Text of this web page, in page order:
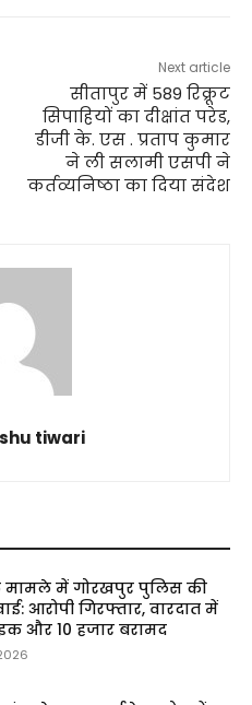
Next article
सीतापुर में 589 रिक्रूट
सिपाहियों का दीक्षांत परेड,
डीजी के. एस . प्रताप कुमार
ने ली सलामी एसपी ने
कर्तव्यनिष्ठा का दिया संदेश
tiwari
मामले में गोरखपुर पुलिस की
आरोपी गिरफ्तार, वारदात में
और ₹10 हजार बरामद